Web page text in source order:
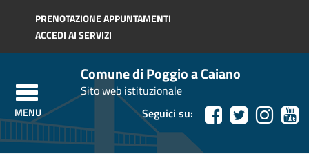
Regione Toscana
PRENOTAZIONE APPUNTAMENTI
ACCEDI AI SERVIZI
Comune di Poggio a Caiano
Sito web istituzionale
Seguici su: